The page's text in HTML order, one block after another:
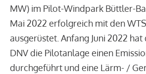
MW) im Pilot-Windpark Büttler-
Mai 2022 erfolgreich mit den
ausgerüstet. Anfang Juni 2022
DNV die Pilotanlage einen
durchgeführt und eine Lärm- /